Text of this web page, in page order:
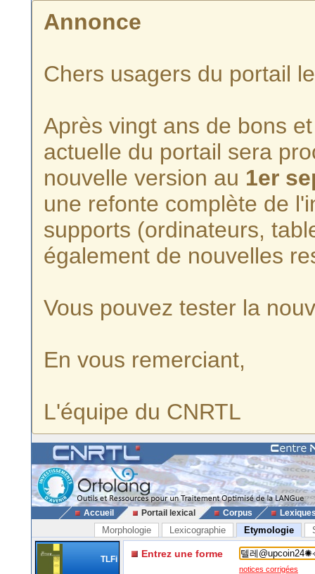
Annonce
Chers usagers du portail
Après vingt ans de bons
actuelle du portail sera
nouvelle version au 1er
une refonte complète de
supports (ordinateurs,
également de nouvelles
Vous pouvez tester la
En vous remerciant,
L'équipe du CNRTL
Accueil Portail lexical Corpus
Morphologie Lexicographie Etymologie
TLFi Entrez une forme
notices corrigées